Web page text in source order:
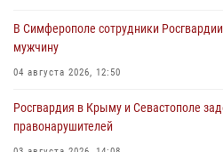
В Симферополе сотрудники
мужчину
04 августа 2026, 12:50
Росгвардия в Крыму и Севастополе
правонарушителей